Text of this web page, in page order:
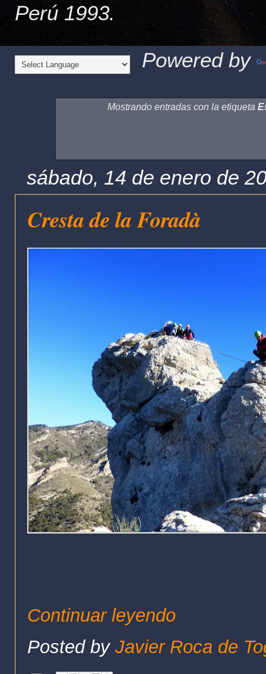
Perú 1993.
Powered by
Mostrando entradas con la etiqueta
sábado, 14 de enero de
Cresta de la Foradà
Continuar leyendo
Posted by Javier Roca de